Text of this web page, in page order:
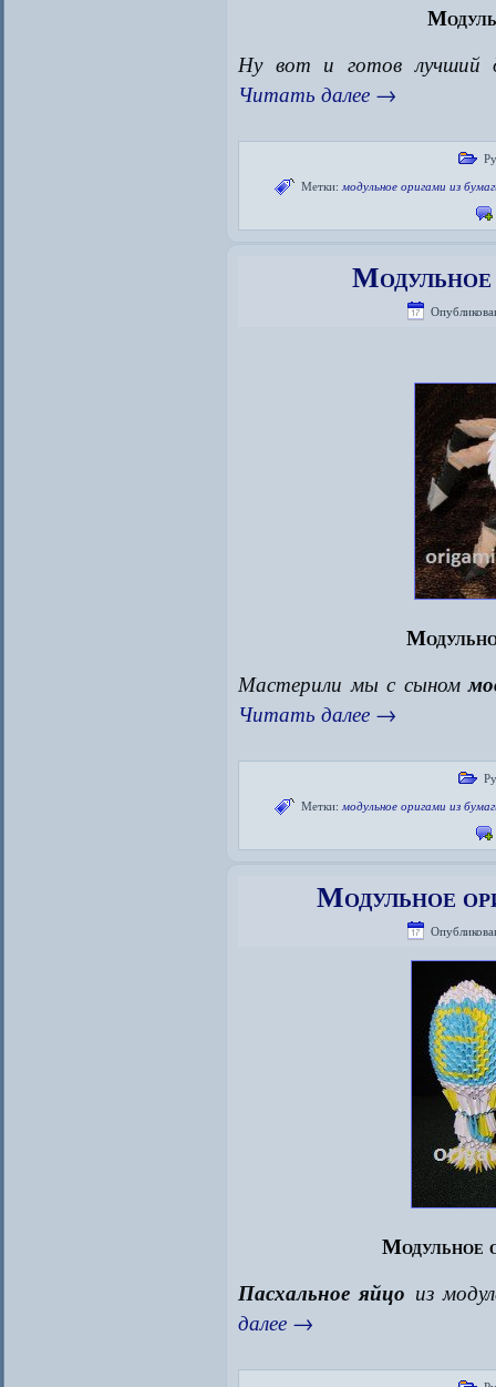
Ну вот и готов лучший
Читать далее →
Метки: модульное оригами из
Мастерили мы с сыном
Читать далее →
Метки: модульное оригами из
Модульное
Модульное
Пасхальное яйцо из
далее →